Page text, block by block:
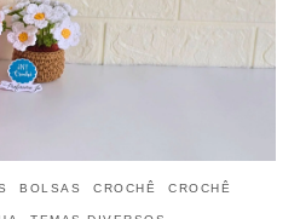
BOLSAS CROCHÊ CROCHÊ